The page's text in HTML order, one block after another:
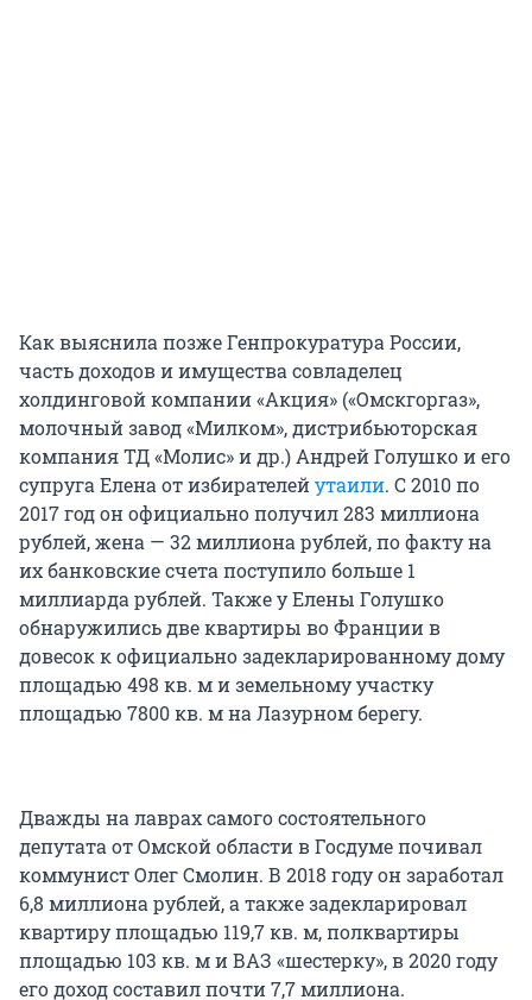
Как выяснила позже Генпрокуратура России,
часть доходов и имущества совладелец
холдинговой компании «Акция» («Омскгоргаз»,
молочный завод «Милком», дистрибьюторская
компания ТД «Молис» и др.) Андрей Голушко и его
супруга Елена от избирателейутаили. С 2010 по
2017 год он официально получил 283 миллиона
рублей, жена — 32 миллиона рублей, по факту на
их банковские счета поступило больше 1
миллиарда рублей. Также у Елены Голушко
обнаружились две квартиры во Франции в
довесок к официально задекларированному дому
площадью 498 кв. м и земельному участку
площадью 7800 кв. м на Лазурном берегу.
Дважды на лаврах самого состоятельного
депутата от Омской области в Госдуме почивал
коммунист Олег Смолин. В 2018 году он заработал
6,8 миллиона рублей, а также задекларировал
квартиру площадью 119,7 кв. м, полквартиры
площадью 103 кв. м и ВАЗ «шестерку», в 2020 году
его доход составил почти 7,7 миллиона.